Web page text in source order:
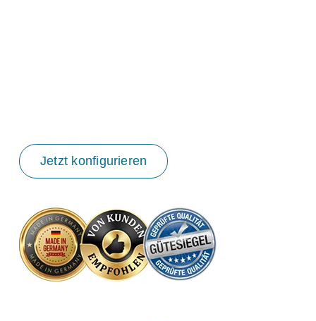
Jetzt konfigurieren